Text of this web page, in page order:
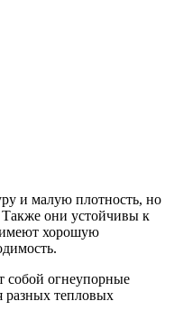
и малую плотность, но
Также они устойчивы к
хорошую
собой огнеупорные
разных тепловых